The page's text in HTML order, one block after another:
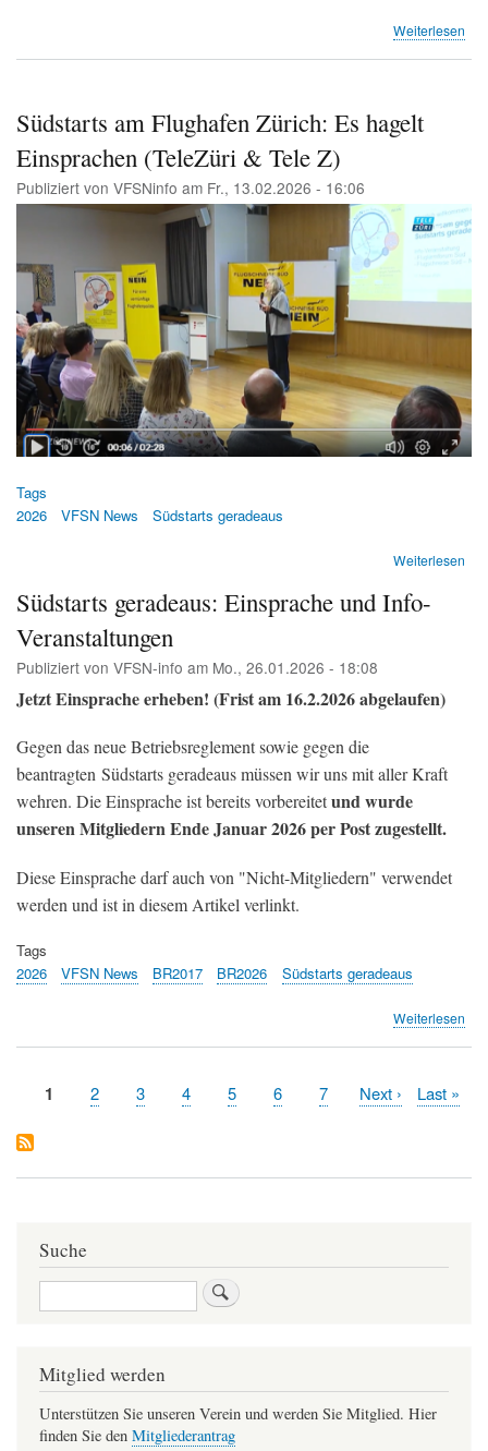
Weiterlesen
Südstarts am Flughafen Zürich: Es hagelt
Einsprachen (TeleZüri & Tele Z)
Publiziert von VFSNinfo am Fr., 13.02.2026 - 16:06
Tags
2026
VFSN News Südstarts geradeaus
Weiterlesen
Südstarts geradeaus: Einsprache und Info-
Veranstaltungen
Publiziert von VFSN-info am Mo., 26.01.2026 - 18:08
Jetzt Einsprache erheben! (Frist am 16.2.2026 abgelaufen)
Gegen das neue Betriebsreglement sowie gegen die
beantragten Südstarts geradeaus müssen wir uns mit aller Kraft
wehren. Die Einsprache ist bereits vorbereitetund wurde
unseren Mitgliedern Ende Januar 2026 per Post zugestellt.
Diese Einsprache darf auch von "Nicht-Mitgliedern" verwendet
werden und ist in diesem Artikel verlinkt.
Tags
2026
VFSN News BR2017 BR2026 Südstarts geradeaus
Weiterlesen
Seitennummerierung
Aktuelle
1 Page
2 Page
3 Page
4 Page
5 Page
6 Page
7
Nächste
Next ›
Letzte
Last »
Suche
Suche
Mitglied werden
Unterstützen Sie unseren Verein und werden Sie Mitglied. Hier
finden Sie den Mitgliederantrag